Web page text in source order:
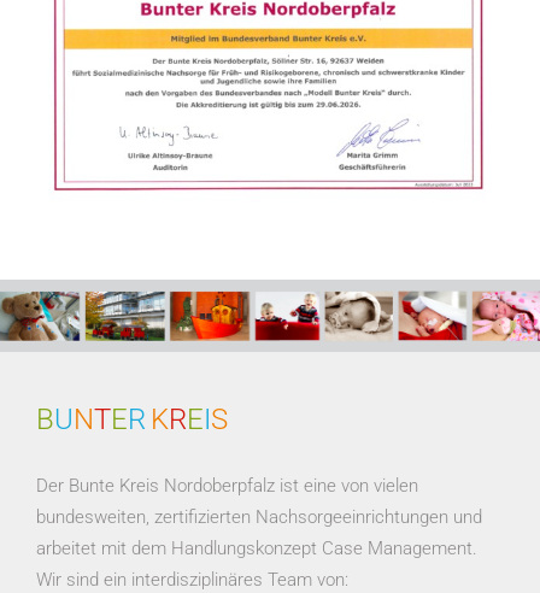
BUNTER KREIS
Der Bunte Kreis Nordoberpfalz ist eine von vielen
bundesweiten, zertifizierten Nachsorgeeinrichtungen und
arbeitet mit dem Handlungskonzept Case Management.
Wir sind ein interdisziplinäres Team von: